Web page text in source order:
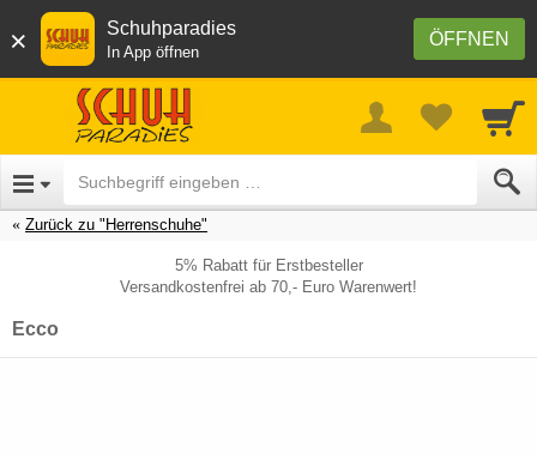
× ÖFFNEN
Schuhparadies
In App öffnen
Zurück zu "Herrenschuhe"
5% Rabatt für Erstbesteller
Versandkostenfrei ab 70,- Euro Warenwert!
Ecco